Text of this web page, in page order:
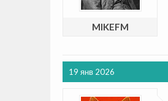
MIKEFM
19 янв 2026